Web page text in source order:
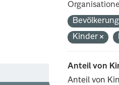
Kinder
Anteil von
Anteil von